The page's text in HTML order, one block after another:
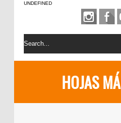
UNDEFINED
HOJAS